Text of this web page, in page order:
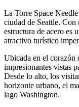
La Torre Space
ciudad de Seattle. Con
estructura de acero es
atractivo turístico
Ubicada en el corazón
impresionantes vistas
Desde lo alto, los
horizonte urbano, el
lago Washington.